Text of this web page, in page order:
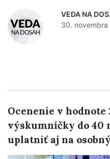
VEDA NA
30. novembra
Ocenenie v
výskumníčky do 40
uplatniť aj na